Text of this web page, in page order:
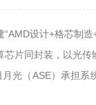
设计+格芯制造
片同封装，以光传
（ASE）承担